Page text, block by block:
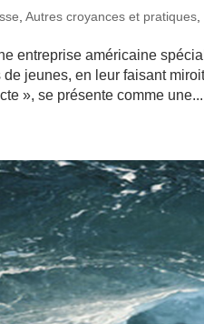
,Autres croyances et pratiques
entreprise américaine
de jeunes, en leur faisant
», se présente comme une...